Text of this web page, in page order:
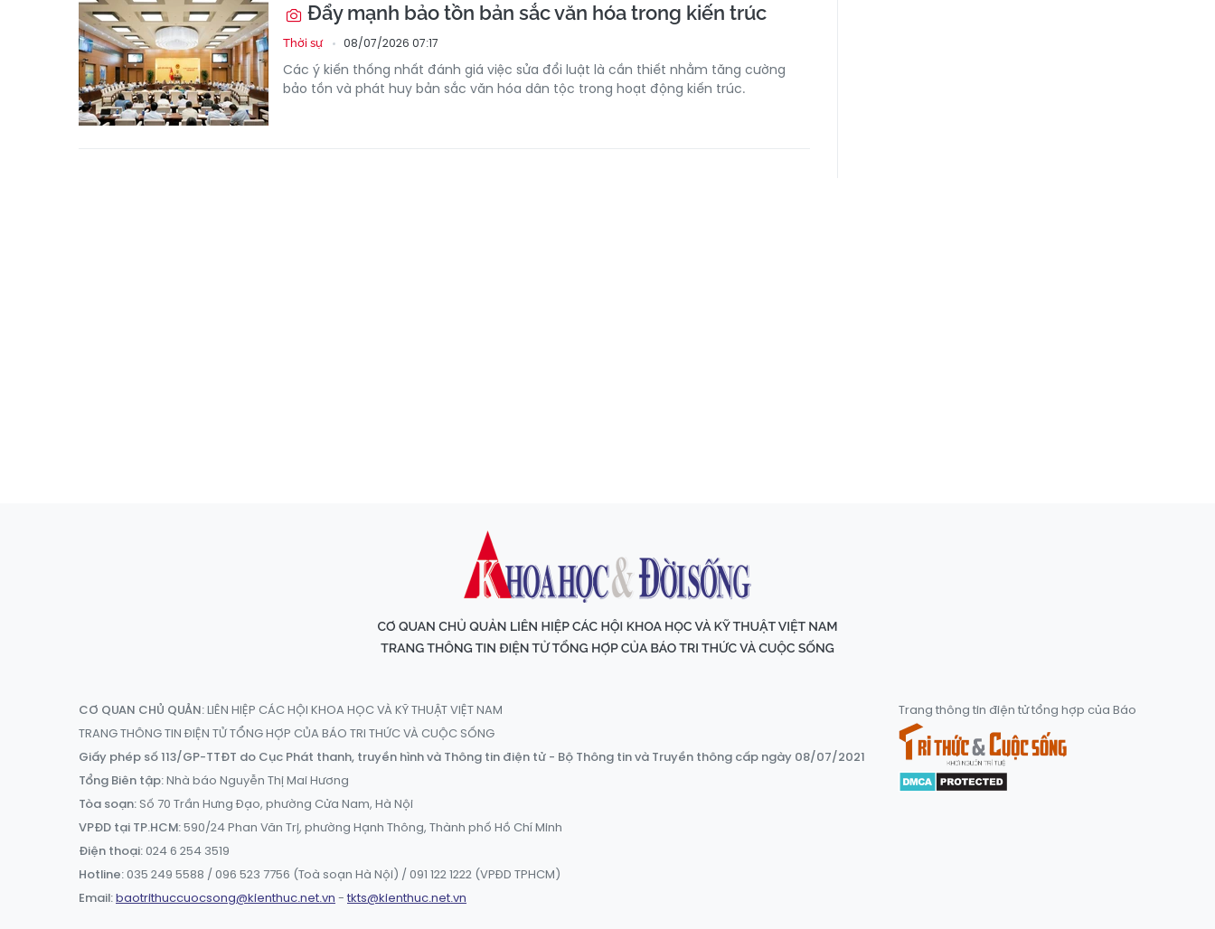
Đẩy mạnh bảo tồn bản sắc văn hóa trong kiến trúc
Thời sự 08/07/2026 07:17
Các ý kiến thống nhất đánh giá việc sửa đổi luật là cần thiết nhằm tăng cường
bảo tồn và phát huy bản sắc văn hóa dân tộc trong hoạt động kiến trúc.
CƠ QUAN CHỦ QUẢN:LIÊN HIỆP CÁC HỘI KHOA HỌC VÀ KỸ THUẬT VIỆT NAM
TRANG THÔNG TIN ĐIỆN TỬ TỔNG HỢP CỦA BÁO TRI THỨC VÀ CUỘC SỐNG
Giấy phép số 113/GP-TTĐT do Cục Phát thanh, truyền hình và Thông tin điện tử - Bộ Thông tin và Truyền thông cấp ngày 08/07/2021
Tổng Biên tập:Nhà báo Nguyễn Thị Mai Hương
Tòa soạn:Số 70 Trần Hưng Đạo, phường Cửa Nam, Hà Nội
VPĐD tại TP.HCM:590/24 Phan Văn Trị, phường Hạnh Thông, Thành phố Hồ Chí Minh
Điện thoại:024 6 254 3519
Hotline:035 249 5588 / 096 523 7756 (Toà soạn Hà Nội) / 091 122 1222 (VPĐD TPHCM)
Email:baotrithuccuocsong@kienthuc.net.vn -tkts@kienthuc.net.vn
Trang thông tin điện tử tổng hợp của Báo